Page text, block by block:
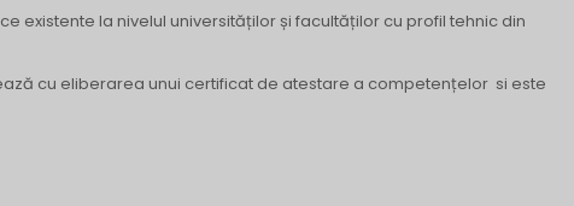
existente la nivelul universităților și facultăților cu profil tehnic din
cu eliberarea unui certificat de atestare a competențelor si este